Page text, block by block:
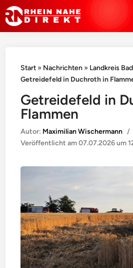
Start » Nachrichten » Landkreis
Getreidefeld in Duchroth in
Getreidefeld in
Flammen
Autor: Maximilian Wischermann /
Veröffentlicht am07.07.2026 um